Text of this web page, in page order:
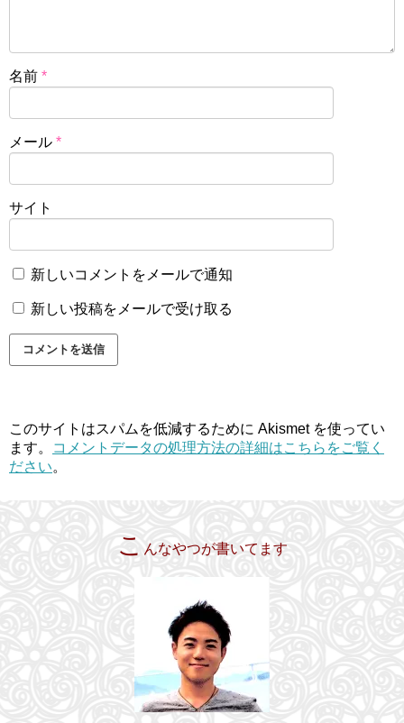
名前 *
メール *
サイト
新しいコメントをメールで通知
新しい投稿をメールで受け取る
このサイトはスパムを低減するために Akismet を使ってい
ます。
コメントデータの処理方法の詳細はこちらをご覧く
ださい。
こ んなやつが書いてます